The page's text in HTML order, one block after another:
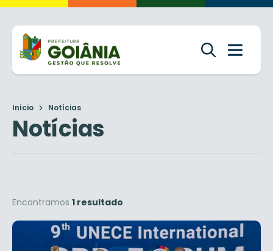
Início Notícias
Notícias
Encontramos 1 resultado